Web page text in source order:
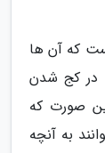
که آن ها
در کج شدن
صورت که
به آنچه